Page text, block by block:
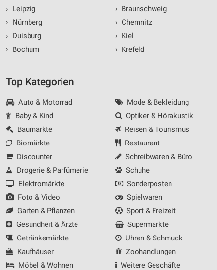
›
Leipzig
›
Nürnberg
›
Duisburg
›
Bochum
› Braunschweig
› Chemnitz
› Kiel
› Krefeld
Top Kategorien
Auto & Motorrad
Baby & Kind
Baumärkte
Biomärkte
Discounter
Drogerie & Parfümerie
Elektromärkte
Foto & Video
Garten & Pflanzen
Gesundheit & Ärzte
Getränkemärkte
Kaufhäuser
Möbel & Wohnen
Mode & Bekleidung
Optiker & Hörakustik
Reisen & Tourismus
Restaurant
Schreibwaren & Büro
Schuhe
Sonderposten
Spielwaren
Sport & Freizeit
Supermärkte
Uhren & Schmuck
Zoohandlungen
Weitere Geschäfte